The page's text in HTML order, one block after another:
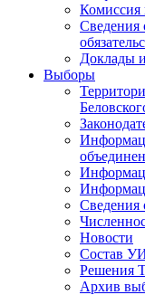
Комиссия
Сведения
Доклады
Выборы
Сведения
Новости
Состав
Решения
Архив